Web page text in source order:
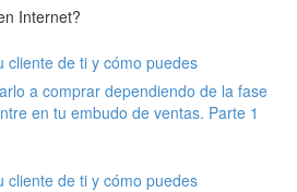
Internet?
cliente de ti y cómo puedes
a comprar dependiendo de la fase
en tu embudo de ventas. Parte 1
cliente de ti y cómo puedes